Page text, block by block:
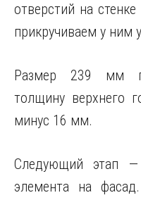
отверстий на
прикручиваем у ним
Размер 239 мм
толщину верхнего
минус 16 мм.
Следующий этап —
элемента на